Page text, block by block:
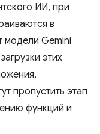
ИИ, при
в
модели Gemini
этих
пропустить этап
функций и